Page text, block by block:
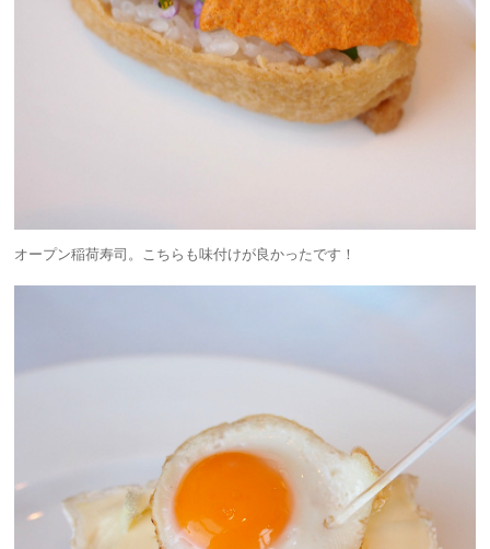
オープン稲荷寿司。こちらも味付けが良かったです！